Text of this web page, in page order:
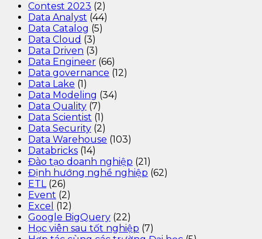
Contest 2023 (2)
Data Analyst (44)
Data Catalog (5)
Data Cloud (3)
Data Driven (3)
Data Engineer (66)
Data governance (12)
Data Lake (1)
Data Modeling (34)
Data Quality (7)
Data Scientist (1)
Data Security (2)
Data Warehouse (103)
Databricks (14)
Đào tạo doanh nghiệp (21)
Định hướng nghề nghiệp (62)
ETL(26)
Event (2)
Excel (12)
Google BigQuery (22)
Học viên sau tốt nghiệp (7)